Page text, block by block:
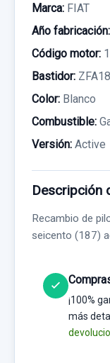
Marca: FIAT
Año fabricación:
Código motor:
Bastidor:
Color: Blanco
Combustible:
Versión: Active
Descripción
Recambio de
seicento (187)
¡100%
más